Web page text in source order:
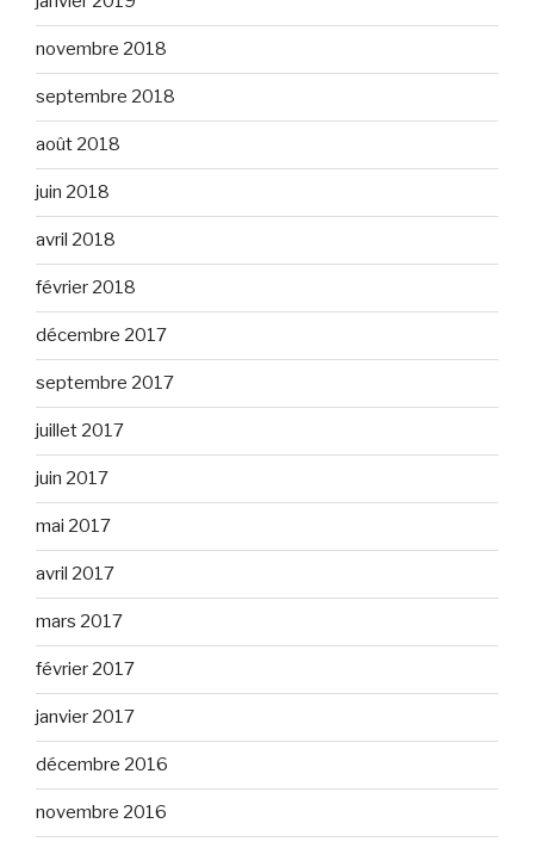
novembre 2018
septembre 2018
août 2018
juin 2018
avril 2018
février 2018
décembre 2017
septembre 2017
juillet 2017
juin 2017
mai 2017
avril 2017
mars 2017
février 2017
janvier 2017
décembre 2016
novembre 2016